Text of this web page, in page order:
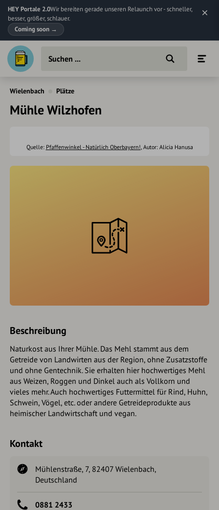
HEY Portale 2.0Wir bereiten gerade unseren Relaunch vor - schneller,
besser, größer, schlauer.
Coming soon →
Wielenbach Plätze
Mühle Wilzhofen
Quelle: Pfaffenwinkel - Natürlich Oberbayern!, Autor: Alicia Hanusa
Beschreibung
Naturkost aus Ihrer Mühle. Das Mehl stammt aus dem
Getreide von Landwirten aus der Region, ohne Zusatzstoffe
und ohne Gentechnik. Sie erhalten hier hochwertiges Mehl
aus Weizen, Roggen und Dinkel auch als Vollkorn und
vieles mehr. Auch hochwertiges Futtermittel für Rind, Huhn,
Schwein, Vögel, etc. oder andere Getreideprodukte aus
heimischer Landwirtschaft und vegan.
Kontakt
Mühlenstraße, 7, 82407 Wielenbach,
Deutschland
0881 2433